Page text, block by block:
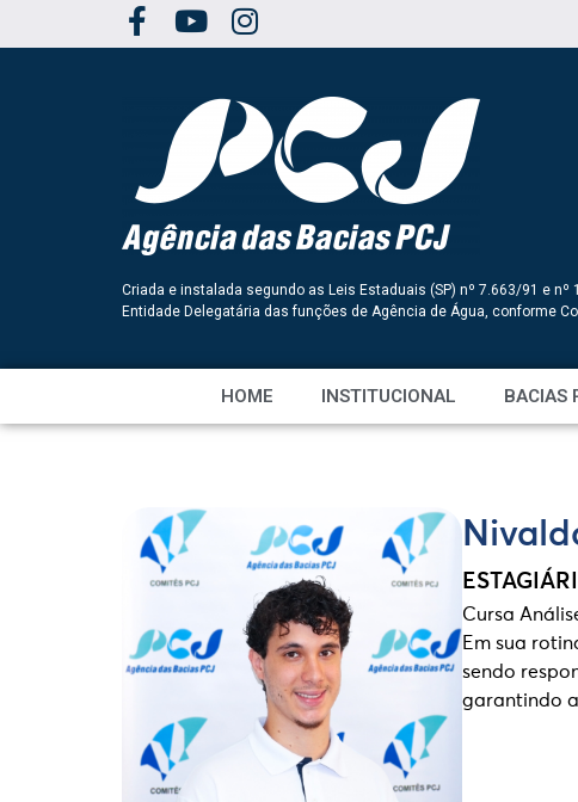
Criada e instalada segundo as Leis Estaduais (SP) nº 7.663/91 e nº
Entidade Delegatária das funções de Agência de Água, conforme
HOME INSTITUCIONAL BACIAS
Cursa
Em sua
sendo
garantindo